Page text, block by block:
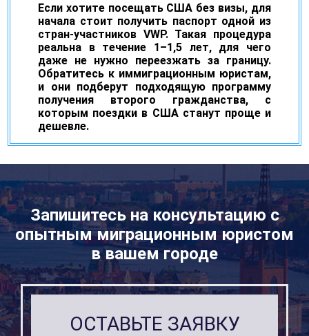
Если хотите посещать США без визы, для
начала стоит получить паспорт одной из
стран-участников VWP. Такая процедура
реальна в течение 1–1,5 лет, для чего
даже не нужно переезжать за границу.
Обратитесь к иммиграционным юристам,
и они подберут подходящую программу
получения второго гражданства, с
которым поездки в США станут проще и
дешевле.
Запишитесь на консультацию с
опытным миграционным юристом
в вашем городе
ОСТАВЬТЕ ЗАЯВКУ